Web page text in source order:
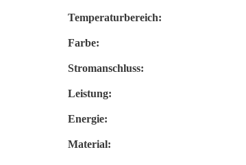
Temperaturbereich:
Farbe:
Stromanschluss:
Leistung:
Energie:
Material: